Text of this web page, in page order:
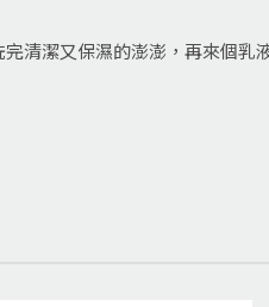
清潔又保濕的澎澎，再來個乳